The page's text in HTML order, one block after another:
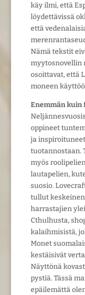
käy ilmi, että
löydettävissä
että
Nämä tekstit
myytosnovellin
osoittavat, että
moneen
Enemmän
oppineet
ja
tuotannostaan.
myös
lautapelien,
suosio.
tullut
harrastajien
Cthulhusta,
kalaihmisistä,
Monet
kestäisivät
Näyttönä
pystiä. Tässä
epäilemättä